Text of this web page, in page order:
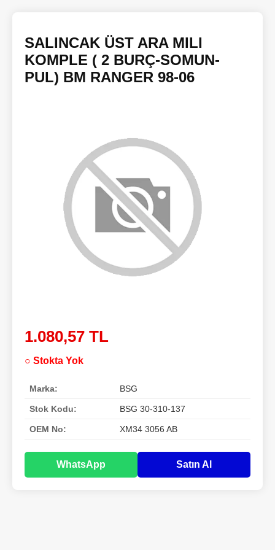
SALINCAK ÜST ARA MILI
KOMPLE ( 2 BURÇ-SOMUN-
PUL) BM RANGER 98-06
1.080,57 TL
○ Stokta Yok
Marka: BSG
Stok Kodu: BSG 30-310-137
OEM No: XM34 3056 AB
WhatsApp Satın Al